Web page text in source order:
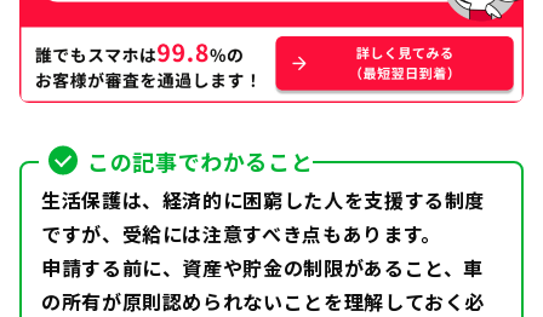
この記事でわかること
生活保護は、経済的に困窮した人を支援する制度
ですが、受給には注意すべき点もあります。
申請する前に、資産や貯金の制限があること、車
の所有が原則認められないことを理解しておく必